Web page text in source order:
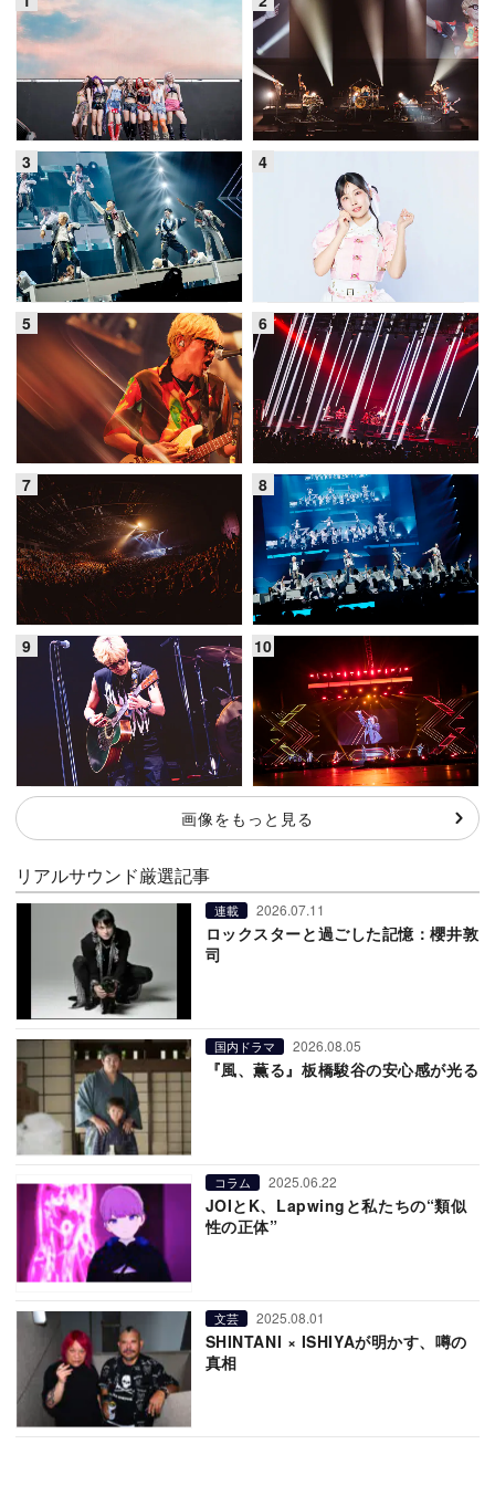
画像をもっと見る
リアルサウンド厳選記事
連載 2026.07.11
ロックスターと過ごした記憶：櫻井敦
司
国内ドラマ 2026.08.05
『風、薫る』板橋駿谷の安心感が光る
コラム 2025.06.22
JOIとK、Lapwingと私たちの“類似
性の正体”
文芸 2025.08.01
SHINTANI × ISHIYAが明かす、噂の
真相